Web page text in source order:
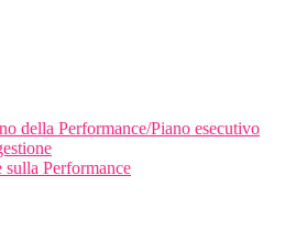
della Performance/Piano esecutivo
sulla Performance